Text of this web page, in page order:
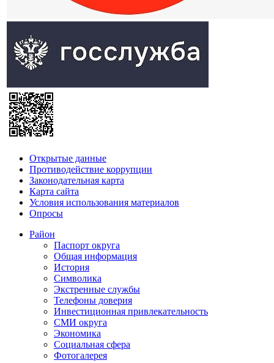
Открытые данные
Противодействие коррупции
Законодательная карта
Карта сайта
Условия использования материалов
Опросы
Район
Паспорт округа
Общая информация
История
Символика
Экстренные службы
Телефоны доверия
Инвестиционная привлекательность
СМИ округа
Экономика
Социальная сфера
Фотогалерея